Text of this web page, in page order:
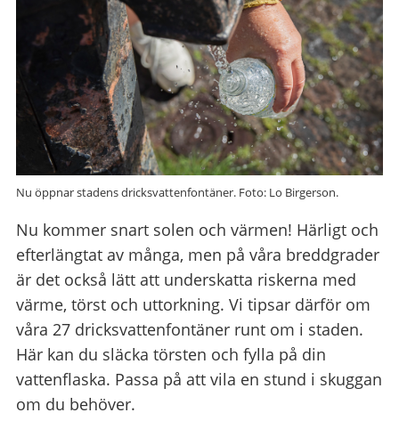
Nu öppnar stadens dricksvattenfontäner. Foto: Lo Birgerson.
Nu kommer snart solen och värmen! Härligt och
efterlängtat av många, men på våra breddgrader
är det också lätt att underskatta riskerna med
värme, törst och uttorkning. Vi tipsar därför om
våra 27 dricksvattenfontäner runt om i staden.
Här kan du släcka törsten och fylla på din
vattenflaska. Passa på att vila en stund i skuggan
om du behöver.